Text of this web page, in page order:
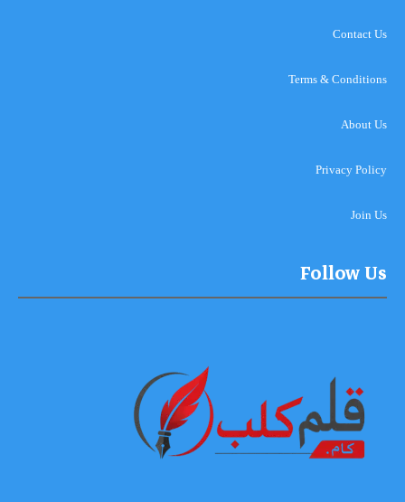
Contact Us
Terms & Conditions
About Us
Privacy Policy
Join Us
Follow Us